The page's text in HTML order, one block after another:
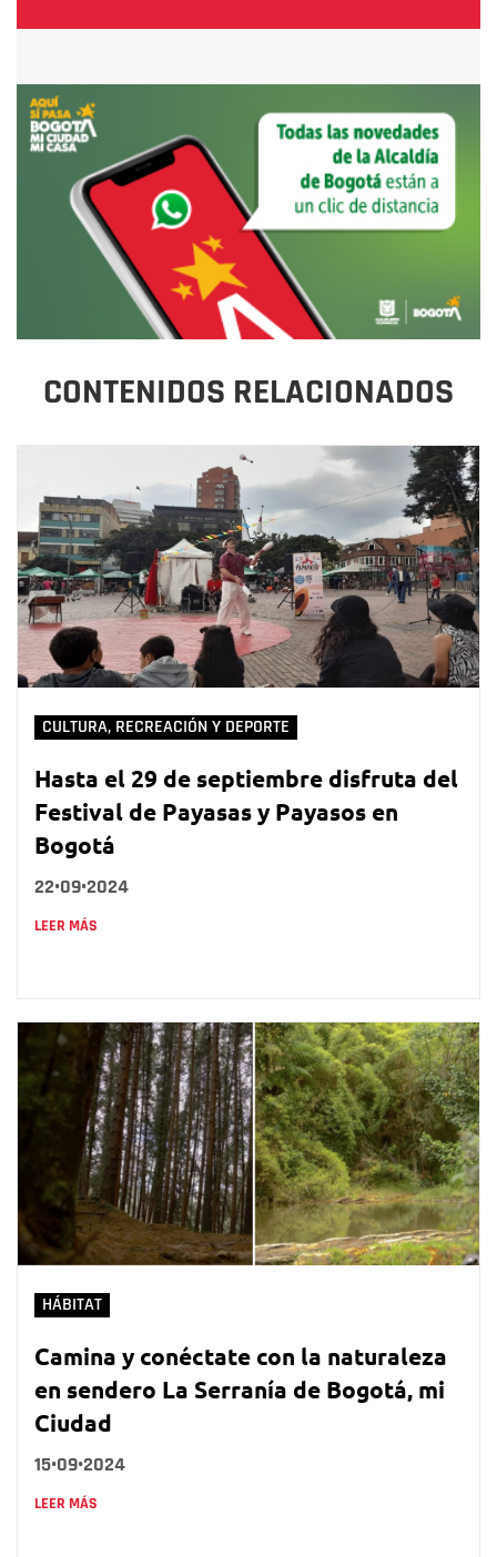
CONTENIDOS RELACIONADOS
CULTURA, RECREACIÓN Y DEPORTE
Hasta el 29 de septiembre disfruta del
Festival de Payasas y Payasos en
Bogotá
22•09•2024
LEER MÁS
HÁBITAT
Camina y conéctate con la naturaleza
en sendero La Serranía de Bogotá, mi
Ciudad
15•09•2024
LEER MÁS